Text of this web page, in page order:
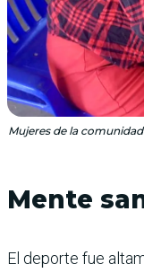
Mujeres de la
Mente
El deporte fue